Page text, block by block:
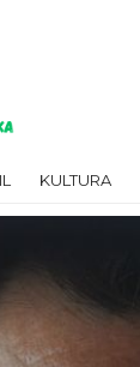
KULTURA